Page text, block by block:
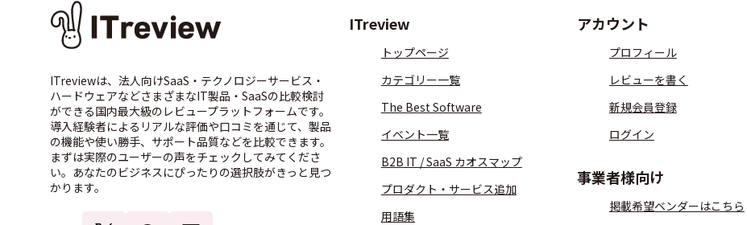
ITreviewは、法人向けSaaS・テクノロジーサービス・
ハードウェアなどさまざまなIT製品・SaaSの比較検討
ができる国内最大級のレビュープラットフォームです。
導入経験者によるリアルな評価や口コミを通じて、製品
の機能や使い勝手、サポート品質などを比較できます。
まずは実際のユーザーの声をチェックしてみてくださ
い。あなたのビジネスにぴったりの選択肢がきっと見つ
かります。
ITreview
トップページ
カテゴリー一覧
The Best Software
イベント一覧
B2B IT / SaaS カオスマップ
プロダクト・サービス追加
用語集
アカウント
プロフィール
レビューを書く
新規会員登録
ログイン
事業者様向け
掲載希望ベンダーはこちら